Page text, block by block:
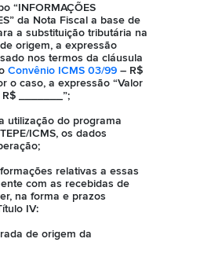
“INFORMAÇÕES
da Nota Fiscal a base de
a substituição tributária na
origem, a expressão
nos termos da cláusula
Convênio ICMS 03/99 – R$
o caso, a expressão “Valor
_______”;
utilização do programa
ICMS, os dados
relativas a essas
com as recebidas de
na forma e prazos
IV:
de origem da